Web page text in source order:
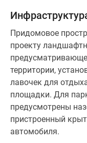
противопожарной
безопасности.
Все
квартиры
от
застройщика
в
ЖК
«Илмаринен»
распроданы.
Придомовое
проекту
территории,
лавочек для
площадки. Для
предусмотрены
пристроенный
автомобиля.